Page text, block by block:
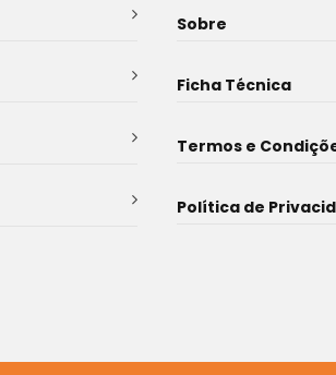
Sobre
Ficha Técnica
Termos e
Política de